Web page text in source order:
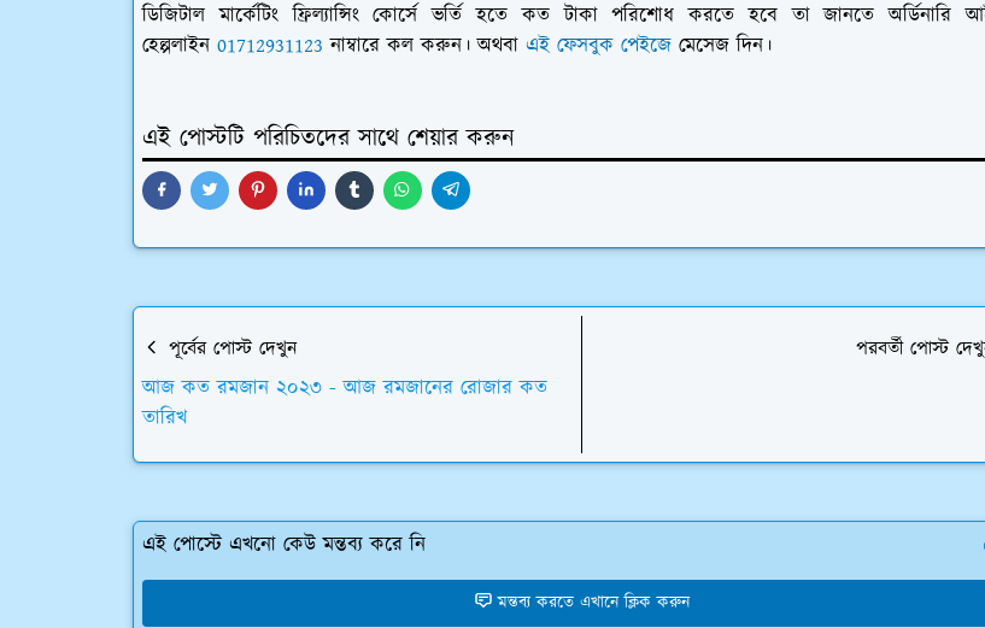
ডিজিটাল মার্কেটিং ফ্রিল্যান্সিং কোর্সে ভর্তি হতে কত টাকা পরিশোধ করতে হবে তা জানতে অর্ডিনারি
হেল্পলাইন 01712931123 নাম্বারে কল করুন। অথবা এই ফেসবুক পেইজে মেসেজ দিন।
এই পোস্টটি পরিচিতদের সাথে শেয়ার করুন
পূর্বের পোস্ট দেখুন
আজ কত রমজান ২০২৩ - আজ রমজানের রোজার কত
তারিখ
পরবর্তী পোস্ট
এই পোস্টে এখনো কেউ মন্তব্য করে নি
মন্তব্য করতে এখানে ক্লিক করুন